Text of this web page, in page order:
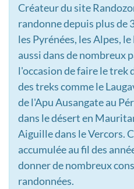
Créateur du site
randonne depuis plus de
les Pyrénées, les Alpes,
aussi dans de nombreux
l'occasion de faire le trek
des treks comme le
de l'Apu Ausangate au
dans le désert en
Aiguille dans le Vercors.
accumulée au fil des
donner de nombreux
randonnées.